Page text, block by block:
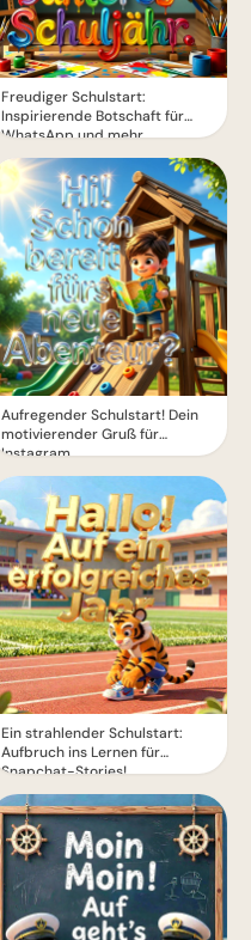
Freudiger Schulstart:
Inspirierende Botschaft für
WhatsApp und mehr
Aufregender Schulstart! Dein
motivierender Gruß für
Instagram
Ein strahlender Schulstart:
Aufbruch ins Lernen für
Snapchat-Stories!